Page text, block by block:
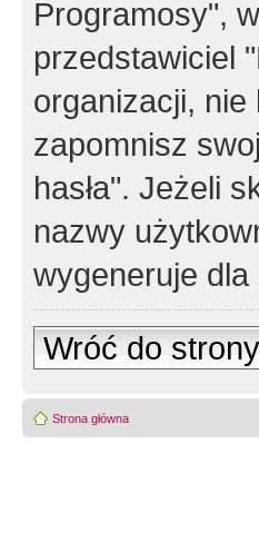
Programosy",
przedstawiciel
organizacji,
zapomnisz
hasła". Jeżeli
nazwy
wygeneruje dla
Wróć do
Strona główna